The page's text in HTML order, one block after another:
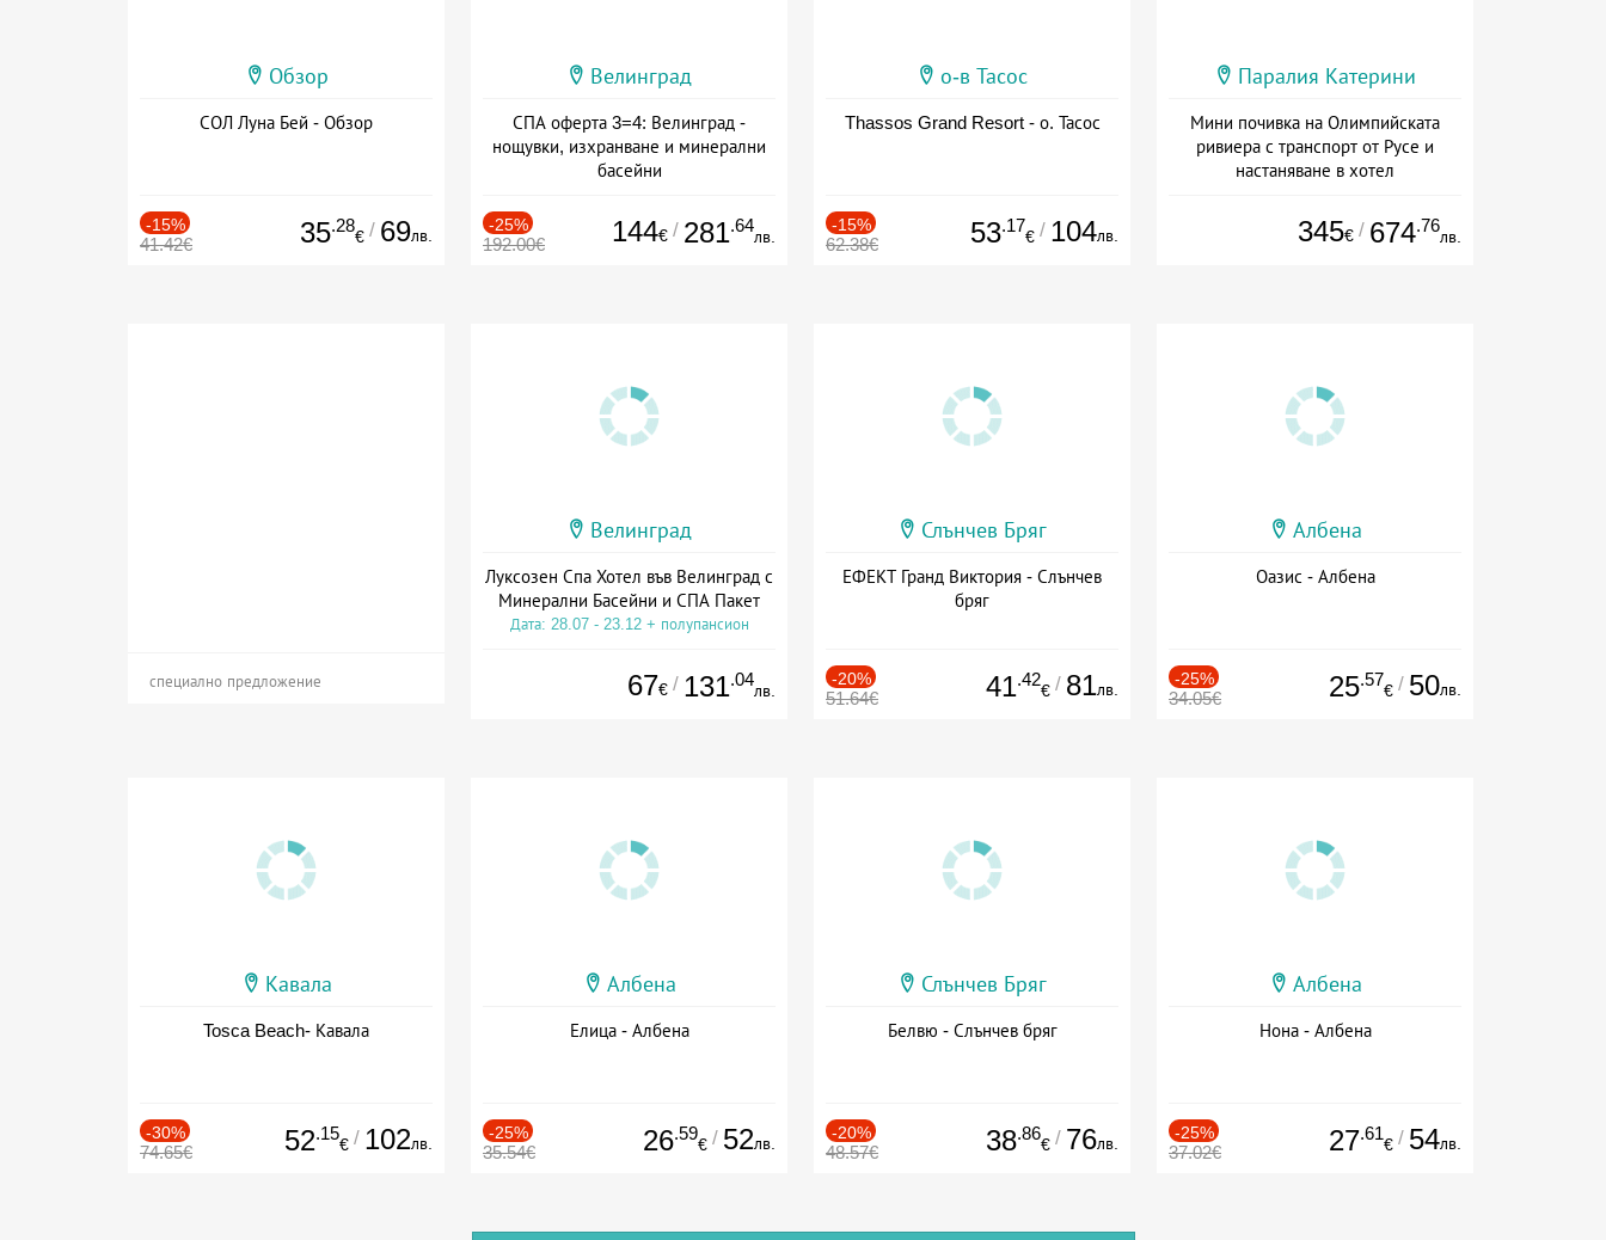
Обзор
СОЛ Луна Бей - Обзор
-15%
41.42€ 35.28
€ / 69лв.
Велинград
СПА оферта 3=4: Велинград -
нощувки, изхранване и минерални
басейни
-25%
192.00€ 144€ / 281.64
лв.
о-в Тасос
Thassos Grand Resort - о. Тасос
-15%
62.38€ 53.17
€ / 104лв.
Паралия Катерини
Мини почивка на Олимпийската
ривиера с транспорт от Русе и
настаняване в хотел
345€ / 674.76
лв.
специално предложение
Велинград
Луксозен Спа Хотел във Велинград с
Минерални Басейни и СПА Пакет
Дата: 28.07 - 23.12 + полупансион
67€ / 131.04
лв.
Слънчев Бряг
ЕФЕКТ Гранд Виктория - Слънчев
бряг
-20%
51.64€ 41.42
€ / 81лв.
Албена
Оазис - Албена
-25%
34.05€ 25.57
€ / 50лв.
Кавала
Tosca Beach- Кавала
-30%
74.65€ 52.15
€ / 102лв.
Албена
Елица - Албена
-25%
35.54€ 26.59
€ / 52лв.
Слънчев Бряг
Белвю - Слънчев бряг
-20%
48.57€ 38.86
€ / 76лв.
Албена
Нона - Албена
-25%
37.02€ 27.61
€ / 54лв.